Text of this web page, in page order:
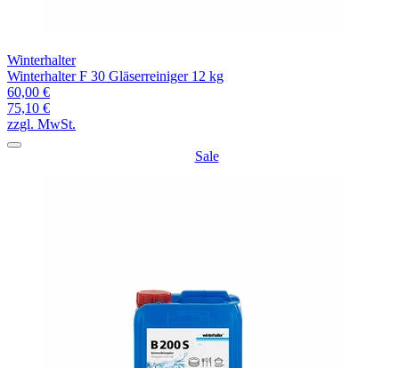
Winterhalter
Winterhalter F 30 Gläserreiniger 12 kg
60,00 €
75,10 €
zzgl. MwSt.
Sale